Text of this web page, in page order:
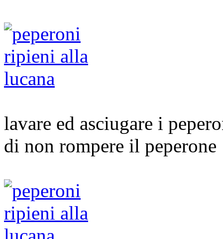
lavare ed asciugare i
di non rompere il peperone